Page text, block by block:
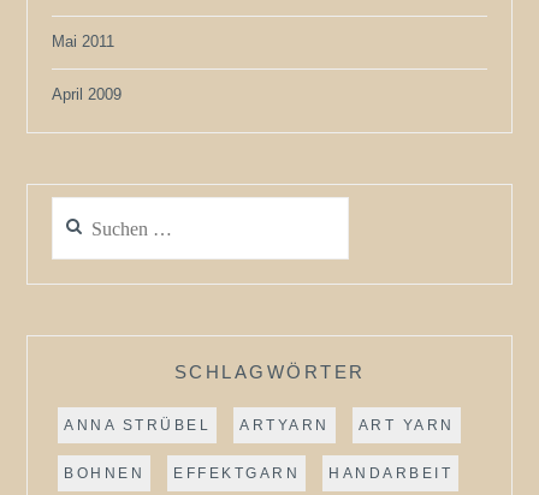
Mai 2011
April 2009
nach:
SCHLAGWÖRTER
ANNA STRÜBEL ARTYARN ART YARN
BOHNEN EFFEKTGARN HANDARBEIT